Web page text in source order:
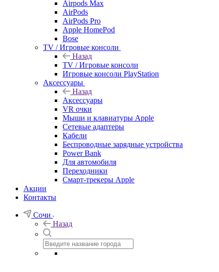
Airpods Max
AirPods
AirPods Pro
Apple HomePod
Bose
TV / Игровые консоли
Назад
TV / Игровые консоли
Игровые консоли PlayStation
Аксессуары
Назад
Аксессуары
VR очки
Мыши и клавиатуры Apple
Сетевые адаптеры
Кабели
Беспроводные зарядные устройства
Power Bank
Для автомобиля
Переходники
Смарт-трекеры Apple
Акции
Контакты
Сочи
Назад